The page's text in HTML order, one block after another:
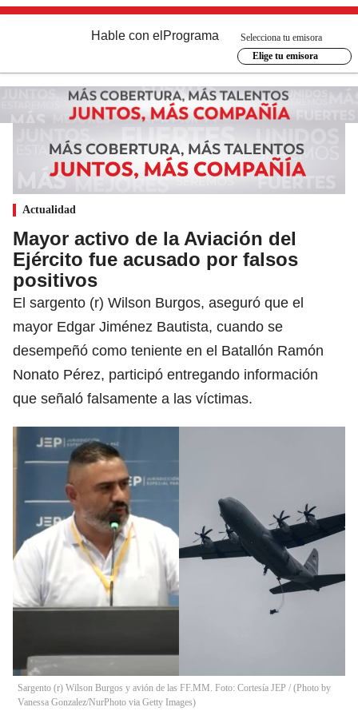
Hable con el Programa
Selecciona tu emisora
Elige tu emisora
Actualidad
Mayor activo de la Aviación del
Ejército fue acusado por falsos
positivos
El sargento (r) Wilson Burgos, aseguró que el
mayor Edgar Jiménez Bautista, cuando se
desempeñó como teniente en el Batallón Ramón
Nonato Pérez, participó entregando información
que señaló falsamente a las víctimas.
Sargento (r) Wilson Burgos y avión de las FF.MM. Foto: Cortesía JEP / (Photo by
Vanessa Gonzalez/NurPhoto via Getty Images)